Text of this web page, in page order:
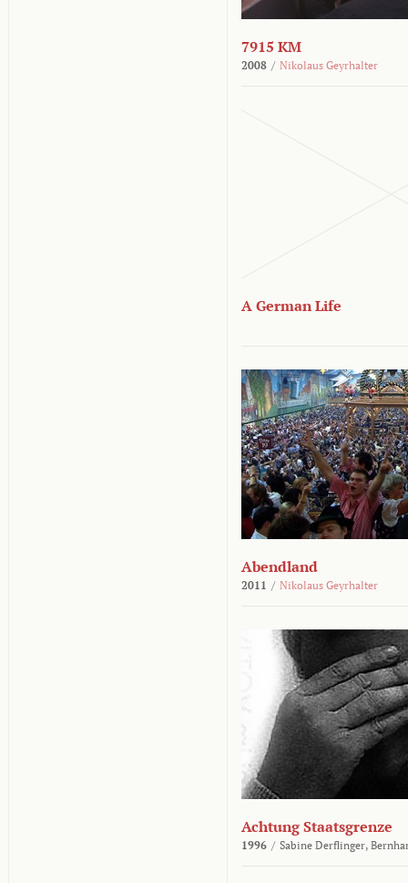
7915 KM
2008 / Nikolaus Geyrhalter
A German Life
Abendland
2011 / Nikolaus Geyrhalter
Achtung Staatsgrenze
1996 / Sabine Derflinger,